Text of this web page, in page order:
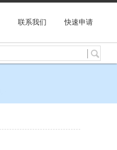
联系我们 快速申请